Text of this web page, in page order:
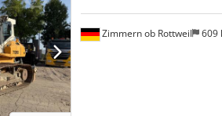
Zimmern ob Rottweil 609